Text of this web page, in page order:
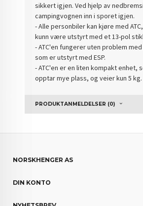
sikkert igjen. Ved hjelp av
campingvognen inn i sporet igjen.
- Alle personbiler kan kjøre med
kunn være utstyrt med et 13-pol
- ATC'en fungerer uten problem
som er utstyrt med ESP.
- ATC'en er en liten kompakt enhet,
opptar mye plass, og veier kun 5 kg.
PRODUKTANMELDELSER (0)
NORSKHENGER AS
DIN KONTO